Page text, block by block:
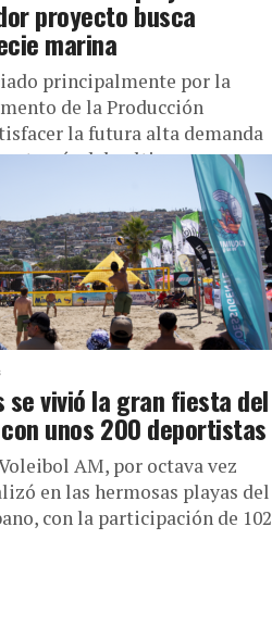
proyecto busca
marina
principalmente por la
de la Producción
la futura alta demanda
a través del cultivo...
se vivió la gran fiesta del
unos 200 deportistas
AM, por octava vez
en las hermosas playas del
con la participación de 102